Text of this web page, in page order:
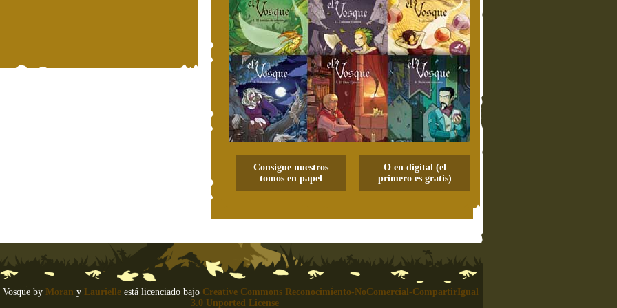
Consigue nuestros
tomos en papel
O en digital (el
primero es gratis)
by Moran y Laurielle está licenciado bajo Creative Commons Reconocimiento-NoComercial-CompartirIgual
3.0 Unported License